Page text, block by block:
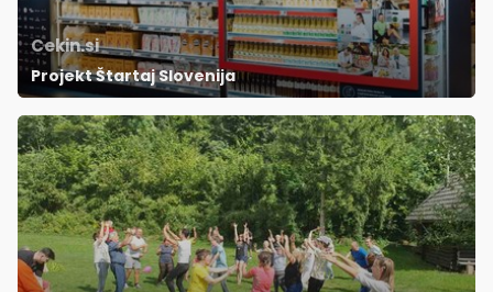
Cekin.si
Projekt Štartaj Slovenija